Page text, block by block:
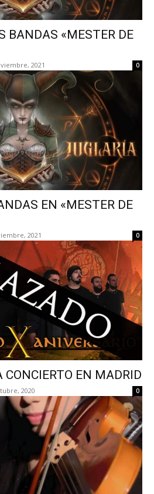
BANDAS «MESTER DE
2021 0
EN «MESTER DE
2021 0
EN MADRID
2020 0